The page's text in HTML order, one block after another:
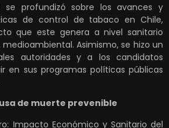
se profundizó sobre los avances y
de control de tabaco en Chile,
que este genera a nivel sanitario
Asimismo, se hizo un
autoridades y a los candidatos
en sus programas políticas públicas
de muerte prevenible
Impacto Económico y Sanitario del